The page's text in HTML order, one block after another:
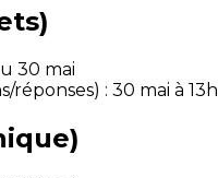
30 mai
: 30 mai à